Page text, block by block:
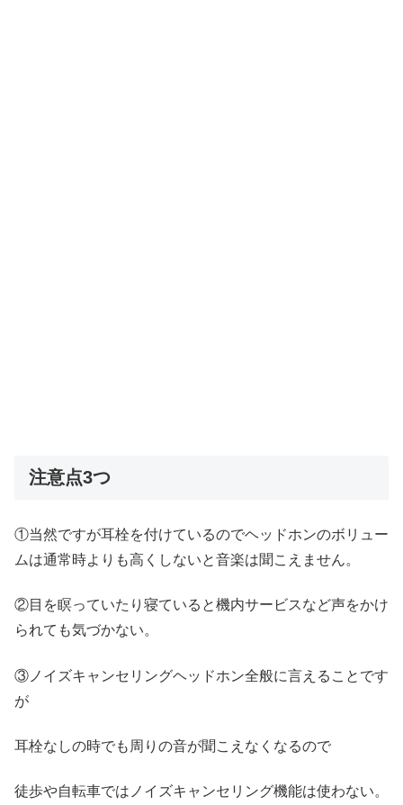
注意点3つ
①当然ですが耳栓を付けているのでヘッドホンのボリュー
ムは通常時よりも高くしないと音楽は聞こえません。
②目を瞑っていたり寝ていると機内サービスなど声をかけ
られても気づかない。
③ノイズキャンセリングヘッドホン全般に言えることです
が
耳栓なしの時でも周りの音が聞こえなくなるので
徒歩や自転車ではノイズキャンセリング機能は使わない。